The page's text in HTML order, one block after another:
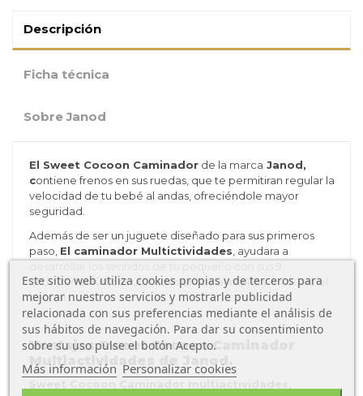
Descripción
Ficha técnica
Sobre Janod
El Sweet Cocoon Caminadorde la marca Janod,
contiene frenos en sus ruedas, que te permitiran regular la
velocidad de tu bebé al andas, ofreciéndole mayor
seguridad.
Además de ser un juguete diseñado para sus primeros
paso, El caminador Multictividades , ayudara a
actividades lúdicas ubicadas en los laterales y en el panel
central.
Ventajas Sweet Cocoon Caminador
Multiactividades de Janod.
Este sitio web utiliza cookies propias y de terceros para
mejorar nuestros servicios y mostrarle publicidad
relacionada con sus preferencias mediante el análisis de
sus hábitos de navegación. Para dar su consentimiento
sobre su uso pulse el botón Acepto.
Más información Personalizar cookies